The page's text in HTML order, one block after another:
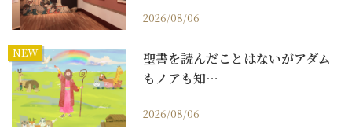
2026/08/06
NEW
聖書を読んだことはないがアダム
もノアも知…
2026/08/06